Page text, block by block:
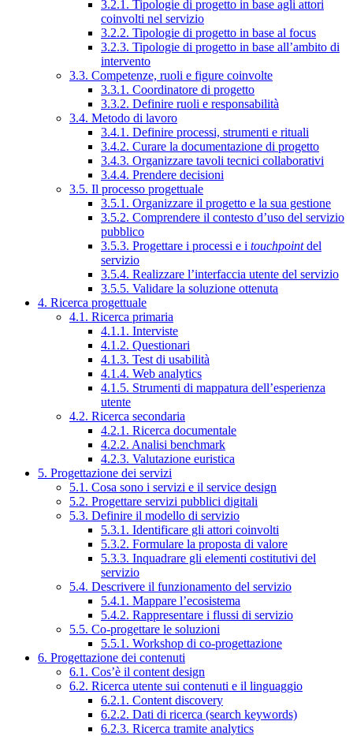
3.2.1. Tipologie di progetto in base agli attori
coinvolti nel servizio
3.2.2. Tipologie di progetto in base al focus
3.2.3. Tipologie di progetto in base all’ambito di
intervento
3.3. Competenze, ruoli e figure coinvolte
3.3.1. Coordinatore di progetto
3.3.2. Definire ruoli e responsabilità
3.4. Metodo di lavoro
3.4.1. Definire processi, strumenti e rituali
3.4.2. Curare la documentazione di progetto
3.4.3. Organizzare tavoli tecnici collaborativi
3.4.4. Prendere decisioni
3.5. Il processo progettuale
3.5.1. Organizzare il progetto e la sua gestione
3.5.2. Comprendere il contesto d’uso del servizio
pubblico
3.5.3. Progettare i processi e i touchpointdel
servizio
3.5.4. Realizzare l’interfaccia utente del servizio
3.5.5. Validare la soluzione ottenuta
4. Ricerca progettuale
4.1. Ricerca primaria
4.1.1. Interviste
4.1.2. Questionari
4.1.3. Test di usabilità
4.1.4. Web analytics
4.1.5. Strumenti di mappatura dell’esperienza
utente
4.2. Ricerca secondaria
4.2.1. Ricerca documentale
4.2.2. Analisi benchmark
4.2.3. Valutazione euristica
5. Progettazione dei servizi
5.1. Cosa sono i servizi e il service design
5.2. Progettare servizi pubblici digitali
5.3. Definire il modello di servizio
5.3.1. Identificare gli attori coinvolti
5.3.2. Formulare la proposta di valore
5.3.3. Inquadrare gli elementi costitutivi del
servizio
5.4. Descrivere il funzionamento del servizio
5.4.1. Mappare l’ecosistema
5.4.2. Rappresentare i flussi di servizio
5.5. Co-progettare le soluzioni
5.5.1. Workshop di co-progettazione
6. Progettazione dei contenuti
6.1. Cos’è il content design
6.2. Ricerca utente sui contenuti e il linguaggio
6.2.1. Content discovery
6.2.2. Dati di ricerca (search keywords)
6.2.3. Ricerca tramite analytics